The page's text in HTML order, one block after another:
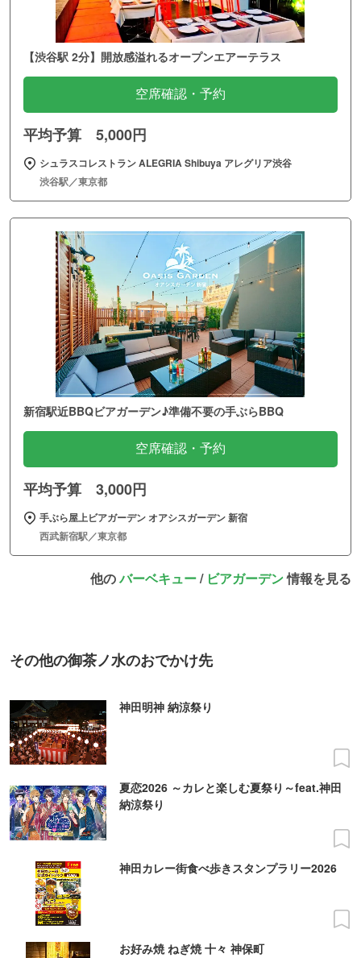
【渋谷駅 2分】開放感溢れるオープンエアーテラス
空席確認・予約
平均予算 5,000円
シュラスコレストラン ALEGRIA Shibuya アレグリア渋谷
渋谷駅／東京都
新宿駅近BBQビアガーデン♪準備不要の手ぶらBBQ
空席確認・予約
平均予算 3,000円
手ぶら屋上ビアガーデン オアシスガーデン 新宿
西武新宿駅／東京都
他のバーベキュー/ ビアガーデン情報を見る
その他の御茶ノ水のおでかけ先
神田明神 納涼祭り
夏恋2026 ～カレと楽しむ夏祭り～feat.神田
納涼祭り
神田カレー街食べ歩きスタンプラリー2026
お好み焼 ねぎ焼 十々 神保町